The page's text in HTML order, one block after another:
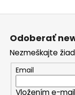
Z
Odoberať
Nezmeškajte
Email
Vložením e-